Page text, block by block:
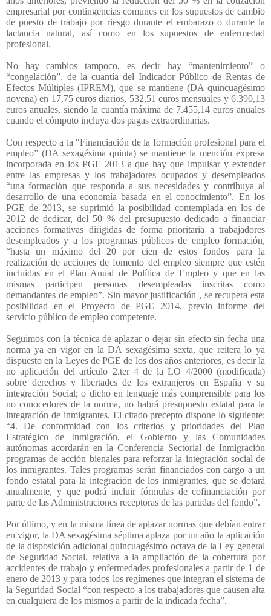
empresarial por contingencias comunes en los supuestos de cambio
de puesto de trabajo por riesgo durante el embarazo o durante la
lactancia natural, así como en los supuestos de enfermedad
profesional.
No hay cambios tampoco, es decir hay “mantenimiento” o
“congelación”, de la cuantía del Indicador Público de Rentas de
Efectos Múltiples (IPREM), que se mantiene (DA quincuagésimo
novena) en 17,75 euros diarios, 532,51 euros mensuales y 6.390,13
euros anuales, siendo la cuantía máxima de 7.455,14 euros anuales
cuando el cómputo incluya dos pagas extraordinarias.
Con respecto a la “Financiación de la formación profesional para el
empleo” (DA sexagésima quinta) se mantiene la mención expresa
incorporada en los PGE 2013 a que hay que impulsar y extender
entre las empresas y los trabajadores ocupados y desempleados
“una formación que responda a sus necesidades y contribuya al
desarrollo de una economía basada en el conocimiento”. En los
PGE de 2013, se suprimió la posibilidad contemplada en los de
2012 de dedicar, del 50 % del presupuesto dedicado a financiar
acciones formativas dirigidas de forma prioritaria a trabajadores
desempleados y a los programas públicos de empleo formación,
“hasta un máximo del 20 por cien de estos fondos para la
realización de acciones de fomento del empleo siempre que estén
incluidas en el Plan Anual de Política de Empleo y que en las
mismas participen personas desempleadas inscritas como
demandantes de empleo”. Sin mayor justificación , se recupera esta
posibilidad en el Proyecto de PGE 2014, previo informe del
servicio público de empleo competente.
Seguimos con la técnica de aplazar o dejar sin efecto sin fecha una
norma ya en vigor en la DA sexagésima sexta, que reitera lo ya
dispuesto en la Leyes de PGE de los dos años anteriores, es decir la
no aplicación del artículo 2.ter 4 de la LO 4/2000 (modificada)
sobre derechos y libertades de los extranjeros en España y su
integración Social; o dicho en lenguaje más comprensible para los
no conocedores de la norma, no habrá presupuesto estatal para la
integración de inmigrantes. El citado precepto dispone lo siguiente:
“4. De conformidad con los criterios y prioridades del Plan
Estratégico de Inmigración, el Gobierno y las Comunidades
autónomas acordarán en la Conferencia Sectorial de Inmigración
programas de acción bienales para reforzar la integración social de
los inmigrantes. Tales programas serán financiados con cargo a un
fondo estatal para la integración de los inmigrantes, que se dotará
anualmente, y que podrá incluir fórmulas de cofinanciación por
parte de las Administraciones receptoras de las partidas del fondo”.
Por último, y en la misma línea de aplazar normas que debían entrar
en vigor, la DA sexagésima séptima aplaza por un año la aplicación
de la disposición adicional quincuagésimo octava de la Ley general
de Seguridad Social, relativa a la ampliación de la cobertura por
accidentes de trabajo y enfermedades profesionales a partir de 1 de
enero de 2013 y para todos los regímenes que integran el sistema de
la Seguridad Social “con respecto a los trabajadores que causen alta
en cualquiera de los mismos a partir de la indicada fecha”.